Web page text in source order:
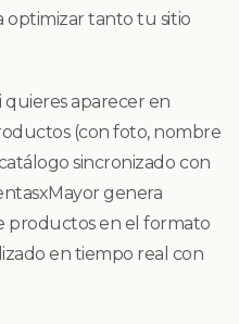
optimizar tanto tu sitio
quieres aparecer en
(con foto, nombre
sincronizado con
genera
productos en el formato
en tiempo real con